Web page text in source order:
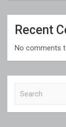
Recent
No comments